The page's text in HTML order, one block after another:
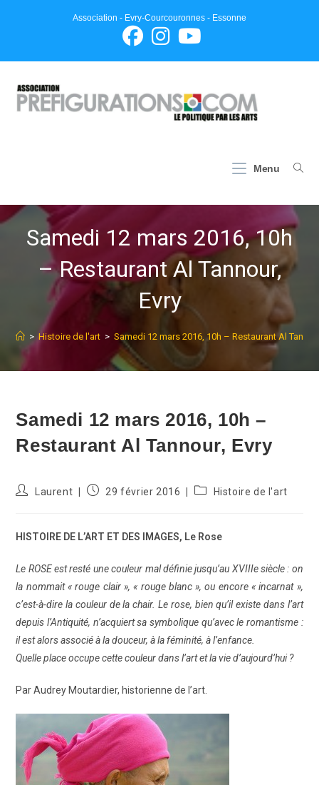
Association - Evry-Courcouronnes - Essonne
Menu
Samedi 12 mars 2016, 10h
– Restaurant Al Tannour,
Evry
> Histoire de l'art > Samedi 12 mars 2016, 10h – Restaurant Al
Samedi 12 mars 2016, 10h –
Restaurant Al Tannour, Evry
Auteur/autrice
publication :
Laurent
Publication
29 février 2016
PostHistoire de l'art
HISTOIRE DE L’ART ET DES IMAGES, Le Rose
Le ROSE est resté une couleur mal définie jusqu’au XVIIIe siècle : on
la nommait « rouge clair », « rouge blanc », ou encore « incarnat »,
c’est-à-dire la couleur de la chair. Le rose, bien qu’il existe dans l’art
depuis l’Antiquité, n’acquiert sa symbolique qu’avec le romantisme :
il est alors associé à la douceur, à la féminité, à l’enfance.
Quelle place occupe cette couleur dans l’art et la vie d’aujourd’hui ?
Par Audrey Moutardier, historienne de l’art.